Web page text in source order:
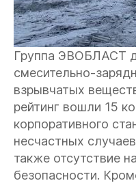
Группа ЭВОБЛАСТ
смесительно-
взрывчатых
рейтинг вошли 15
корпоративного
несчастных
также отсутствие
безопасности.